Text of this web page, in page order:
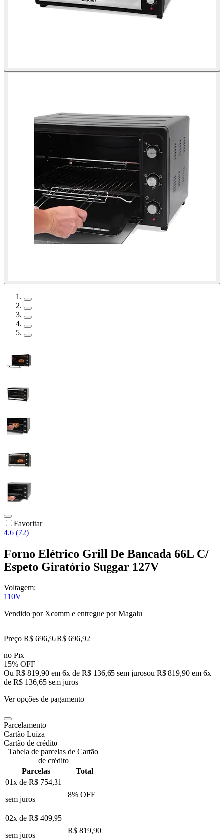
Favoritar
4.6 (72)
Forno Elétrico Grill De Bancada 66L C/
Espeto Giratório Suggar 127V
Voltagem:
110V
Vendido porXcomm e entregue por Magalu
Preço R$ 696,92R$ 696,92
no Pix
15% OFF
Ou R$ 819,90 em 6x de R$ 136,65 sem jurosou R$ 819,90 em 6x
de R$ 136,65 sem juros
Ver opções de pagamento
Parcelamento
Cartão Luiza
Cartão de crédito
Tabela de parcelas de Cartão
de crédito
Parcelas
Total
01x de R$ 754,31
sem juros
8% OFF
02x de R$ 409,95
sem juros
R$ 819,90